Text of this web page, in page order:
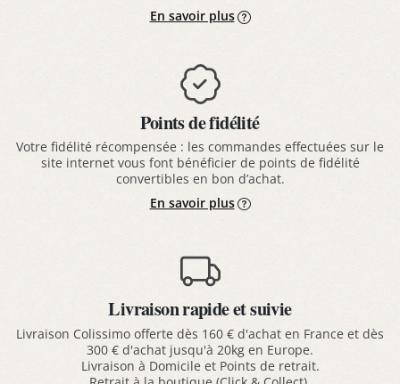
En savoir plus
Points de fidélité
Votre fidélité récompensée : les commandes effectuées sur le
site internet vous font bénéficier de points de fidélité
convertibles en bon d’achat.
En savoir plus
Livraison rapide et suivie
Livraison Colissimo offerte dès 160 € d'achat en France et dès
300 € d'achat jusqu'à 20kg en Europe.
Livraison à Domicile et Points de retrait.